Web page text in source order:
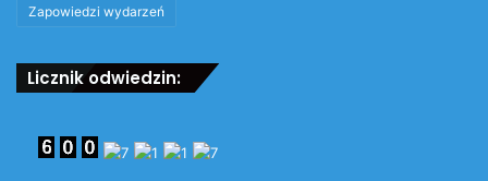
Zapowiedzi wydarzeń
Licznik odwiedzin: